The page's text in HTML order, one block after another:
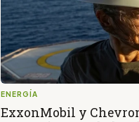
ENERGÍA
ExxonMobil y